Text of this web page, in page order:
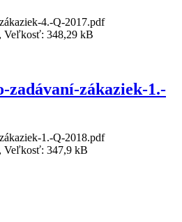
4.-Q-2017.pdf
Veľkosť: 348,29 kB
zadávaní-zákaziek-1.-
1.-Q-2018.pdf
Veľkosť: 347,9 kB